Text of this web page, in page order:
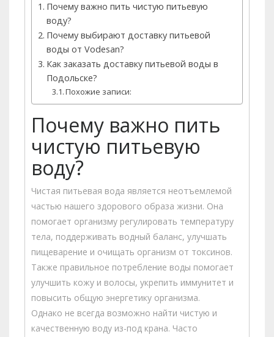
Почему важно пить чистую питьевую
воду?
Почему выбирают доставку питьевой
воды от Vodesan?
Как заказать доставку питьевой воды в
Подольске?
Похожие записи:
Почему важно пить
чистую питьевую
воду?
Чистая питьевая вода является неотъемлемой
частью нашего здорового образа жизни. Она
помогает организму регулировать температуру
тела, поддерживать водный баланс, улучшать
пищеварение и очищать организм от токсинов.
Также правильное потребление воды помогает
улучшить кожу и волосы, укрепить иммунитет и
повысить общую энергетику организма.
Однако не всегда возможно найти чистую и
качественную воду из-под крана. Часто